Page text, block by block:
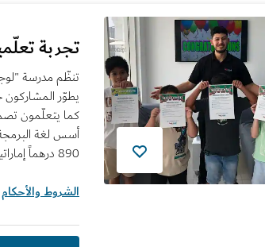
تجربة
يطوّر المشاركون
كما يتعلّمون
أسس لغة
890 درهماً إماراتياً أسبوعياً.
الشروط والأحكام